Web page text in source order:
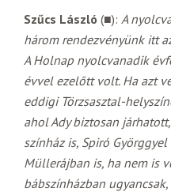
Szűcs László (■): A
három rendezvényünk itt
A Holnap nyolcvanadik
évvel ezelőtt volt. Ha azt
eddigi Törzsasztal-
ahol Ady biztosan
színház is, Spiró
Müllerájban is, ha nem is
bábszínházban